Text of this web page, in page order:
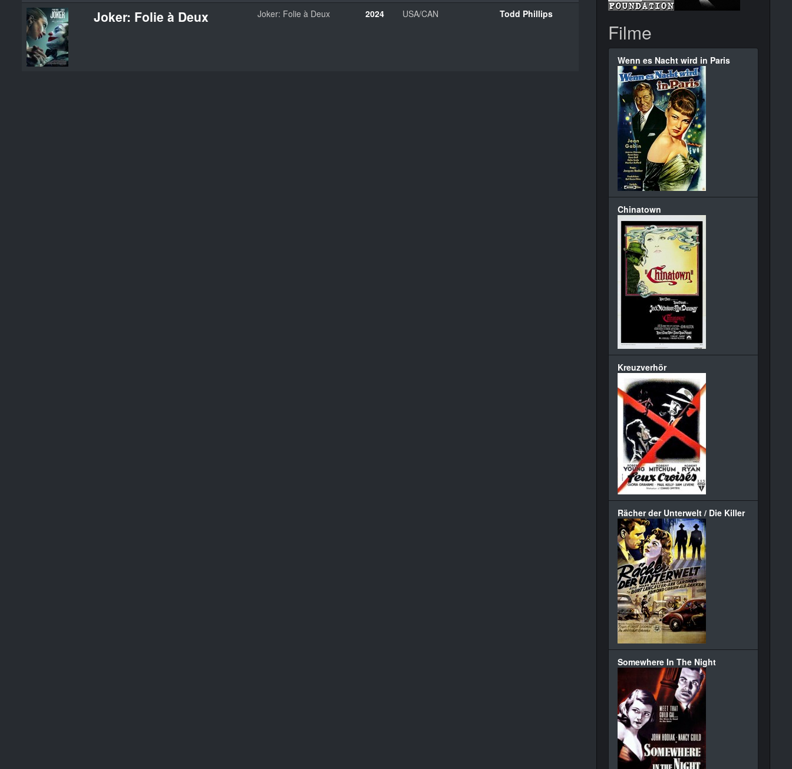
Joker: Folie à Deux Joker: Folie à Deux 2024 USA/CAN Todd Phillips
Filme
Wenn es Nacht wird in Paris
Chinatown
Kreuzverhör
Rächer der Unterwelt / Die Killer
Somewhere In The Night